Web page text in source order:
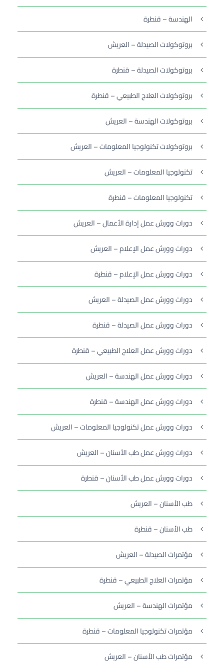
الهندسة – قنطرة
بروتوكولات الصيدلة – العريش
بروتوكولات الصيدلة – قنطرة
بروتوكولات العلاج الطبيعي – قنطرة
بروتوكولات الهندسة – العريش
بروتوكولات تكنولوجيا المعلومات – العريش
تكنولوجيا المعلومات – العريش
تكنولوجيا المعلومات – قنطرة
دورات وورش عمل إدارة الأعمال – العريش
دورات وورش عمل الإعلام – العريش
دورات وورش عمل الإعلام – قنطرة
دورات وورش عمل الصيدلة – العريش
دورات وورش عمل الصيدلة – قنطرة
دورات وورش عمل العلاج الطبيعي – قنطرة
دورات وورش عمل الهندسة – العريش
دورات وورش عمل الهندسة – قنطرة
دورات وورش عمل تكنولوجيا المعلومات – العريش
دورات وورش عمل طب الأسنان – العريش
دورات وورش عمل طب الأسنان – قنطرة
طب الأسنان – العريش
طب الأسنان – قنطرة
مؤتمرات الصيدلة – العريش
مؤتمرات العلاج الطبيعي – قنطرة
مؤتمرات الهندسة – العريش
مؤتمرات تكنولوجيا المعلومات – قنطرة
مؤتمرات طب الأسنان – العريش